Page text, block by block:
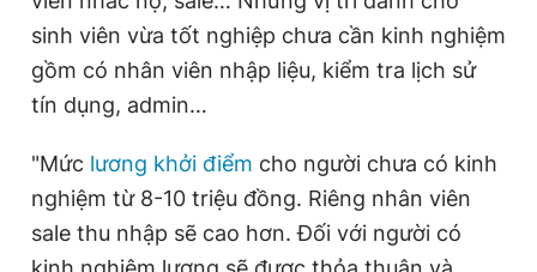
sinh viên vừa tốt nghiệp chưa cần kinh nghiệm
gồm có nhân viên nhập liệu, kiểm tra lịch sử
tín dụng, admin…
"Mức lương khởi điểm cho người chưa có kinh
nghiệm từ 8-10 triệu đồng. Riêng nhân viên
sale thu nhập sẽ cao hơn. Đối với người có